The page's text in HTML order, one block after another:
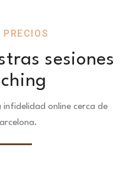
sesiones
online cerca de